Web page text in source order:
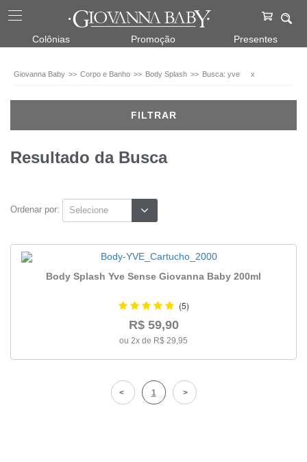
Colônias Promoção Presentes
Giovanna Baby Corpo e Banho Body Splash Busca: yve x
FILTRAR
YveResultado da Busca
Ordenar por:
Body Splash Yve Sense Giovanna Baby 200ml
(5)
R$ 59,90
ou 2x de R$ 29,95
1